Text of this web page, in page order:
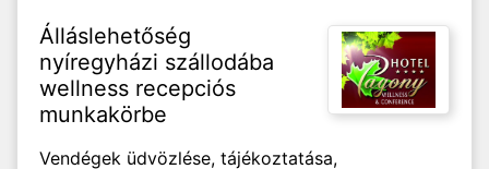
Álláslehetőség
nyíregyházi szállodába
wellness recepciós
munkakörbe
Vendégek üdvözlése, tájékoztatása,